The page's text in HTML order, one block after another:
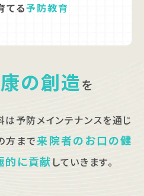
てる予防教育
の創造を
は予防メインテナンスを通じ
方まで来院者のお口の健
的に貢献していきます。